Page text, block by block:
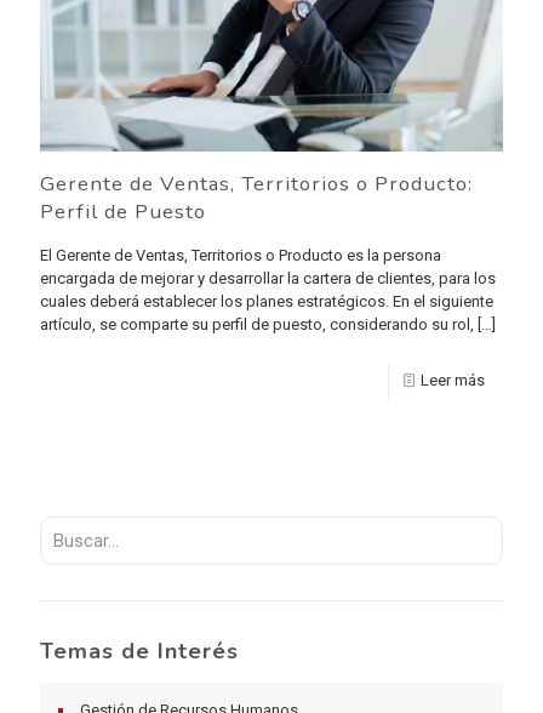
Gerente de Ventas, Territorios o Producto:
Perfil de Puesto
El Gerente de Ventas, Territorios o Producto es la persona
encargada de mejorar y desarrollar la cartera de clientes, para los
cuales deberá establecer los planes estratégicos. En el siguiente
artículo, se comparte su perfil de puesto, considerando su rol,
Leer más
Temas de Interés